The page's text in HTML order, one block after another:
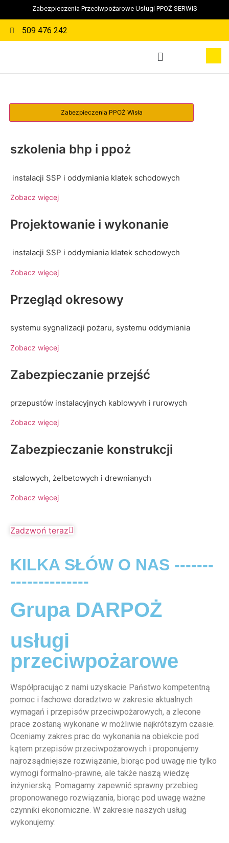
Zabezpieczenia Przeciwpożarowe Usługi PPOŻ SERWIS
509 476 242
szkolenia bhp i ppoż
instalacji SSP i oddymiania klatek schodowych
Zobacz więcej
Projektowanie i wykonanie
instalacji SSP i oddymiania klatek schodowych
Zobacz więcej
Przegląd okresowy
systemu sygnalizacji pożaru, systemu oddymiania
Zobacz więcej
Zabezpieczanie przejść
przepustów instalacyjnych kablowyvh i rurowych
Zobacz więcej
Zabezpieczanie konstrukcji
stalowych, żelbetowych i drewnianych
Zobacz więcej
Zadzwoń teraz
KILKA SŁÓW O NAS -------
--------------
Grupa DARPOŻ
usługi
przeciwpożarowe
Współpracując z nami uzyskacie Państwo kompetentną
pomoc i fachowe doradztwo w zakresie aktualnych
wymagań i przepisów przeciwpożarowych, a zlecone
prace zostaną wykonane w możliwie najkrótszym czasie.
Oceniamy zakres prac do wykonania na obiekcie pod
kątem przepisów przeciwpożarowych i proponujemy
najrozsądniejsze rozwiązanie, biorąc pod uwagę nie tylko
wymogi formalno-prawne, ale także naszą wiedzę
inżynierską. Pomagamy zapewnić sprawny przebieg
proponowanego rozwiązania, biorąc pod uwagę ważne
czynniki ekonomiczne. W zakresie naszych usług
wykonujemy: